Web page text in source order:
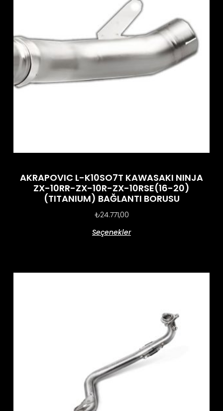
AKRAPOVIC L-K10SO7T KAWASAKI NINJA
ZX-10RR-ZX-10R-ZX-10RSE(16-20)
(TITANIUM) BAĞLANTI BORUSU
₺24.771,00
Seçenekler